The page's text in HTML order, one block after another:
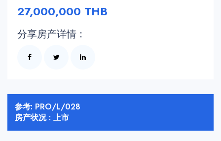
27,000,000 THB
分享房产详情 :
参考: PRO/L/028
房产状况 : 上市